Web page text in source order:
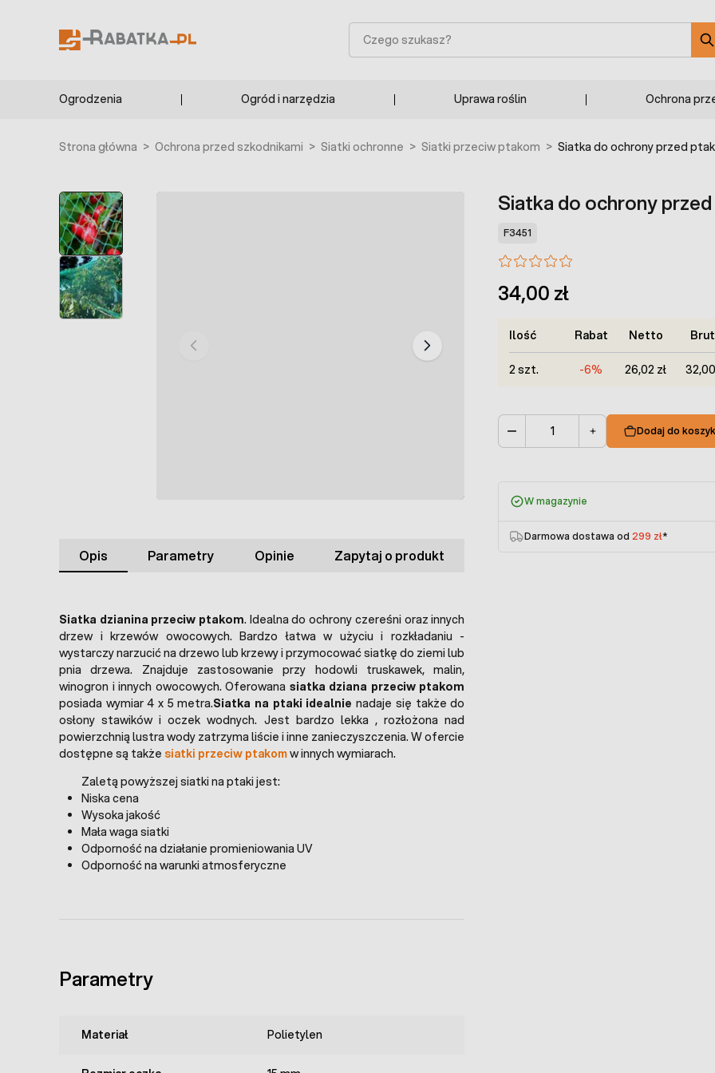
Szukaj
Ogrodzenia Ogród i narzędzia Uprawa roślin Ochrona
Strona główna > Ochrona przed szkodnikami > Siatki ochronne > Siatki przeciw ptakom > Siatka do ochrony przed
Siatka do ochrony
F3451
34,00 zł
Dodaj do
Ilość Rabat Netto
2 szt. -6% 26,02 zł
W magazynie
Darmowa dostawa od 299 zł*
Opis Parametry Opinie Zapytaj o produkt
Siatka dzianina przeciw ptakom. Idealna do ochrony czereśni oraz innych
drzew i krzewów owocowych. Bardzo łatwa w użyciu i rozkładaniu -
wystarczy narzucić na drzewo lub krzewy i przymocować siatkę do ziemi lub
pnia drzewa. Znajduje zastosowanie przy hodowli truskawek, malin,
winogron i innych owocowych. Oferowana siatka dziana przeciw ptakom
posiada wymiar 4 x 5 metra.Siatka na ptaki idealnie nadaje się także do
osłony stawików i oczek wodnych. Jest bardzo lekka , rozłożona nad
powierzchnią lustra wody zatrzyma liście i inne zanieczyszczenia. W ofercie
dostępne są także siatki przeciw ptakomw innych wymiarach.
Zaletą powyższej siatki na ptaki jest:
Niska cena
Wysoka jakość
Mała waga siatki
Odporność na działanie promieniowania UV
Odporność na warunki atmosferyczne
Parametry
Materiał Polietylen